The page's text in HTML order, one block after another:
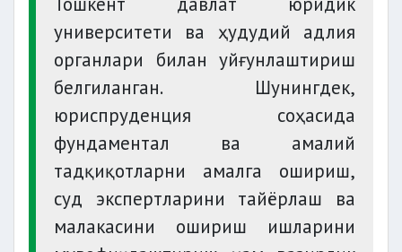
университети ва ҳудудий адлия
органлари билан уйғунлаштириш
белгиланган. Шунингдек,
юриспруденция соҳасида
фундаментал ва амалий
тадқиқотларни амалга ошириш,
суд экспертларини тайёрлаш ва
малакасини ошириш ишларини